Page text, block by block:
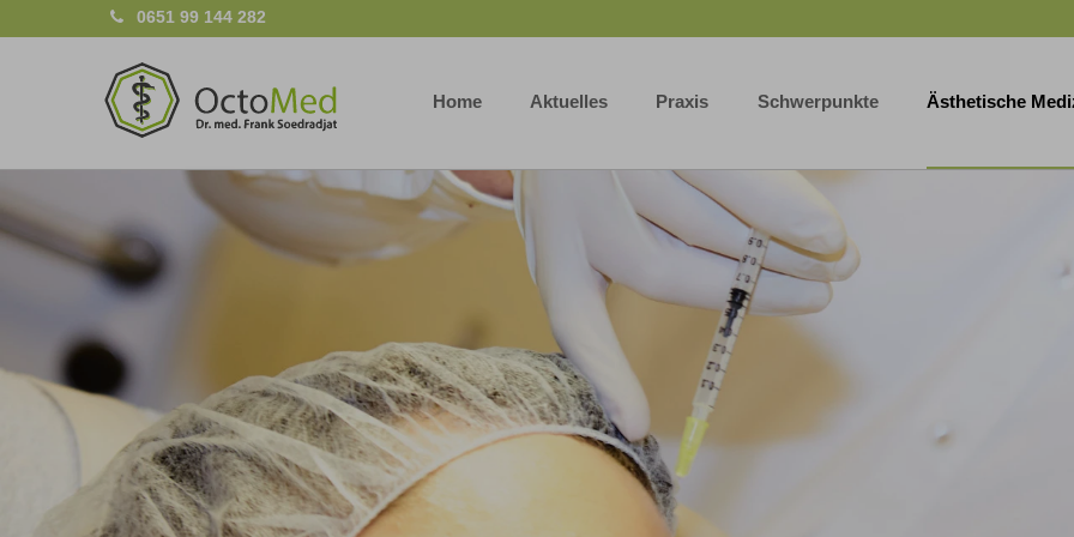
0651 99 144 282
Home Aktuelles Praxis Schwerpunkte Ästhetische